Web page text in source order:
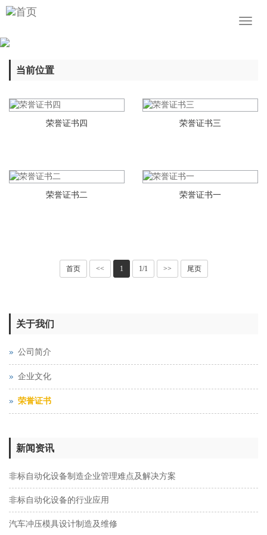
当前位置
荣誉证书四 荣誉证书三
荣誉证书二 荣誉证书一
首页 << 1 1/1 >> 尾页
关于我们
公司简介
企业文化
荣誉证书
新闻资讯
非标自动化设备制造企业管理难点及解决方案
非标自动化设备的行业应用
汽车冲压模具设计制造及维修